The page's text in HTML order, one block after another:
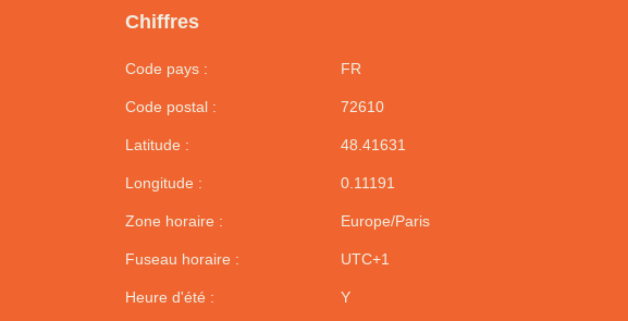
Chiffres
Code pays : FR
Code postal : 72610
Latitude : 48.41631
Longitude : 0.11191
Zone horaire : Europe/Paris
Fuseau horaire : UTC+1
Heure d'été : Y